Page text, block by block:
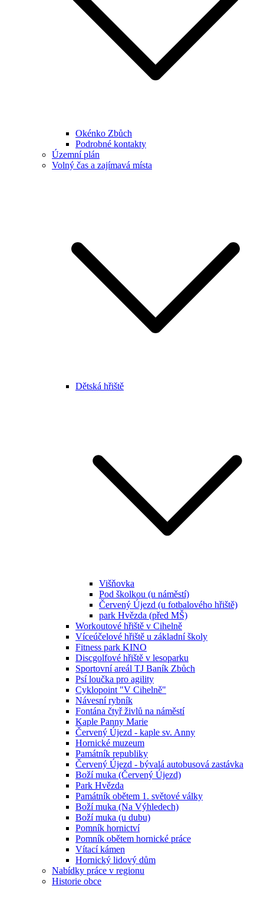
Okénko Zbůch
Podrobné kontakty
Územní plán
Volný čas a zajímavá místa
Dětská hřiště
Višňovka
Pod školkou (u náměstí)
Červený Újezd (u fotbalového hřiště)
park Hvězda (před MŠ)
Workoutové hřiště v Cihelně
Víceúčelové hřiště u základní školy
Fitness park KINO
Discgolfové hřiště v lesoparku
Sportovní areál TJ Baník Zbůch
Psí loučka pro agility
Cyklopoint "V Cihelně"
Návesní rybník
Fontána čtyř živlů na náměstí
Kaple Panny Marie
Červený Újezd - kaple sv. Anny
Hornické muzeum
Památník republiky
Červený Újezd - bývalá autobusová zastávka
Boží muka (Červený Újezd)
Park Hvězda
Památník obětem 1. světové války
Boží muka (Na Výhledech)
Boží muka (u dubu)
Pomník hornictví
Pomník obětem hornické práce
Vítací kámen
Hornický lidový dům
Nabídky práce v regionu
Historie obce